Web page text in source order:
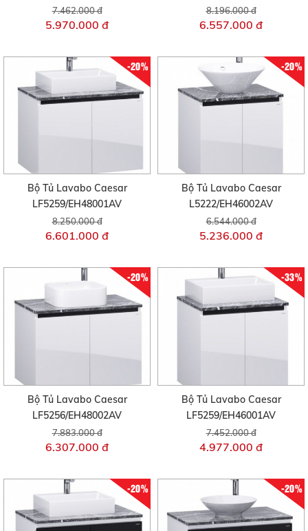
7.462.000 đ
5.970.000 đ
8.196.000 đ
6.557.000 đ
-20%
Bộ Tủ Lavabo Caesar
LF5259/EH48001AV
8.250.000 đ
6.601.000 đ
-20%
Bộ Tủ Lavabo Caesar
L5222/EH46002AV
6.544.000 đ
5.236.000 đ
-20%
Bộ Tủ Lavabo Caesar
LF5256/EH48002AV
7.883.000 đ
6.307.000 đ
-33%
Bộ Tủ Lavabo Caesar
LF5259/EH46001AV
7.452.000 đ
4.977.000 đ
-20% -20%